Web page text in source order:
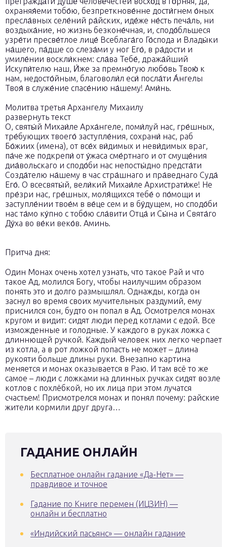
охраняя́еми тобо́ю, безпреткнове́нне дости́гнем о́ных
пресла́вных селе́ний ра́йских, иде́же не́сть печа́ль, ни
воздыха́ние, но жизнь безконе́чная, и, сподо́бльшеся
узре́ти пресве́тлое лице́ Всеблага́го Го́спода и Влады́ки
на́шего, па́дше со слеза́ми у ног Его́, в ра́дости и
умиле́нии воскли́кнем: сла́ва Тебе́, дража́йший
Искупи́телю наш, И́же за премно́гую любо́вь Твою́ к
нам, недосто́йным, благоволи́л еси́ посла́ти А́нгелы
Твоя́ в служе́ние спасе́нию на́шему! Ами́нь.
Молитва третья Архангелу Михаилу
развернуть текст
О, святы́й Михаи́ле Арха́нгеле, поми́луй нас, гре́шных,
тре́бующих твоего́ заступле́ния, сохрани́ нас, раб
Бо́жиих (имена), от все́х ви́димых и неви́димых враг,
па́че же подкрепи́ от у́жаса сме́ртнаго и от смуще́ния
диа́вольскаго и сподо́би нас непосты́дно предста́ти
Созда́телю на́шему в час стра́шнаго и пра́веднаго Суда́
Его́. О всесвяты́й, вели́кий Михаи́ле Архистрати́же! Не
пре́зри нас, гре́шных, моля́щихся тебе́ о по́мощи и
заступле́нии твое́м в ве́це сем и в бу́дущем, но сподо́би
нас та́мо ку́пно с тобо́ю сла́вити Отца́ и Сы́на и Свята́го
Ду́ха во ве́ки веко́в. Аминь.
Притча дня:
Один Монах очень хотел узнать, что такое Рай и что
такое Ад, молился Богу, чтобы наилучшим образом
понять это и долго размышлял. Однажды, когда он
заснул во время своих мучительных раздумий, ему
приснился сон, будто он попал в Ад. Осмотрелся монах
кругом и видит: сидят люди перед котлами с едой. Все
изможденные и голодные. У каждого в руках ложка с
длиннющей ручкой. Каждый человек них легко черпает
из котла, а в рот ложкой попасть не может – длина
рукояти больше длины руки. Внезапно картина
меняется и монах оказывается в Раю. И там всё то же
самое – люди с ложками на длинных ручках сидят возле
котлов с похлёбкой, но их лица при этом лучатся
счастьем! Присмотрелся монах и понял почему: райские
жители кормили друг друга…
ГАДАНИЕ ОНЛАЙН
Бесплатное онлайн гадание «Да-Нет» —
правдивое и точное
Гадание по Книге перемен (ИЦЗИН) —
онлайн и бесплатно
«Индийский пасьянс» — онлайн гадание